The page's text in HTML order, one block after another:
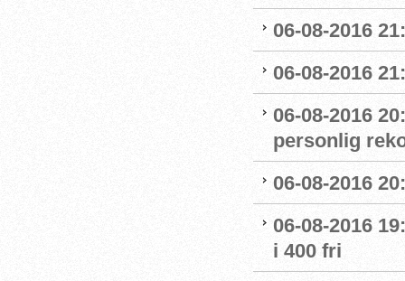
06-08-2016
06-08-2016
06-08-2016
personlig
06-08-2016
06-08-2016
i 400 fri